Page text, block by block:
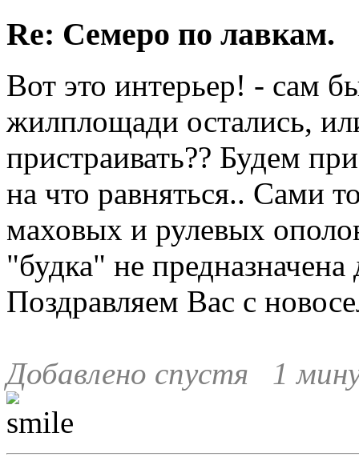
Re: Семеро по лавкам.
Вот это интерьер! - сам
жилплощади остались,
пристраивать?? Будем
на что равняться.. Сами
маховых и рулевых
"будка" не
Поздравляем Вас с
Добавлено спустя 1